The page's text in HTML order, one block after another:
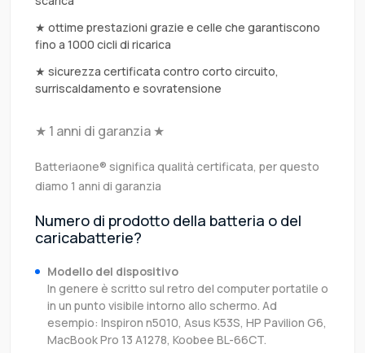
★ ottime prestazioni grazie e celle che garantiscono
fino a 1000 cicli di ricarica
★ sicurezza certificata contro corto circuito,
surriscaldamento e sovratensione
★ 1 anni di garanzia ★
Batteriaone® significa qualità certificata, per questo
diamo 1 anni di garanzia
Numero di prodotto della batteria o del
caricabatterie?
Modello del dispositivo
In genere è scritto sul retro del computer portatile o
in un punto visibile intorno allo schermo. Ad
esempio: Inspiron n5010, Asus K53S, HP Pavilion G6,
MacBook Pro 13 A1278, Koobee BL-66CT.